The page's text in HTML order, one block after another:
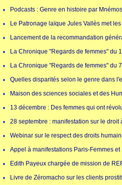
Podcasts : Genre en histoire par
Le Patronage laïque Jules Vallès met
Lancement de la recommandation
La Chronique "Regards de femmes" du
La Chronique "Regards de femmes" du
Quelles disparités selon le genre dans
Maison des sciences sociales et des
13 décembre : Des femmes qui ont
28 septembre : manifestation sur le droit
Webinar sur le respect des droits
Appel à manifestations Paris-Femmes et
Edith Payeux chargée de mission de
Livre de Zéromacho sur les clients